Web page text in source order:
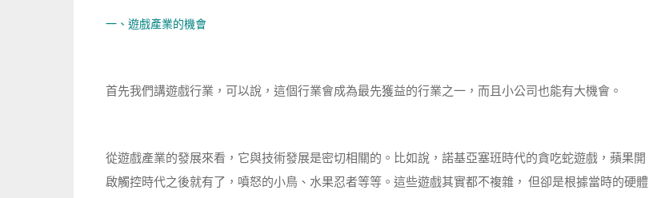
一、遊戲產業的機會
首先我們講遊戲行業，可以說，這個行業會成為最先獲益的行業之一，而且小公司也能有大機會。
從遊戲產業的發展來看，它與技術發展是密切相關的。比如說，諾基亞塞班時代的貪吃蛇遊戲，蘋果開
啟觸控時代之後就有了，噴怒的小鳥、水果忍者等等。這些遊戲其實都不複雜， 但卻是根據當時的硬體